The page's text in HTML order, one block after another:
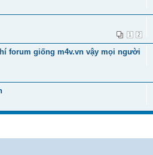
1 2
forum giống m4v.vn vậy mọi người